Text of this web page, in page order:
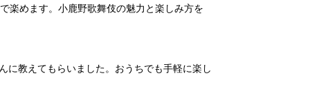
楽めます。小鹿野歌舞伎の魅力と楽しみ方を
に教えてもらいました。おうちでも手軽に楽し